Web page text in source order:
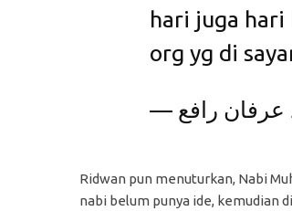
hari juga hari
org yg di
Ridwan pun menuturkan, Nabi
nabi belum punya ide, kemudian